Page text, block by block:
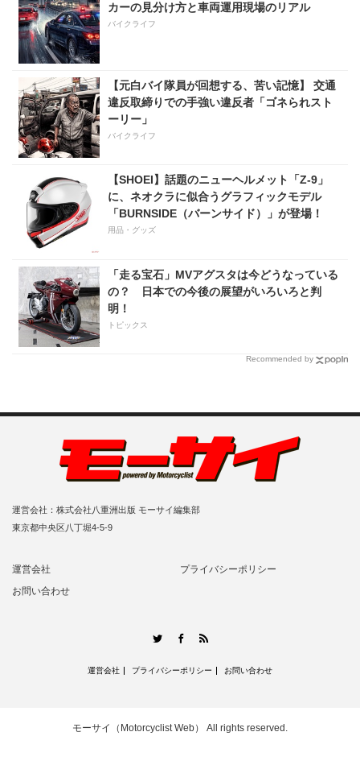
カーの見分け方と車両運用現場のリアル
バイクライフ
【元白バイ隊員が回想する、苦い記憶】 交通
違反取締りでの手強い違反者「ゴネられスト
ーリー」
バイクライフ
【SHOEI】話題のニューヘルメット「Z-9」
に、ネオクラに似合うグラフィックモデル
「BURNSIDE（バーンサイド）」が登場！
用品・グッズ
「走る宝石」MVアグスタは今どうなっている
の？ 日本での今後の展望がいろいろと判
明！
トピックス
Recommended by
運営会社：株式会社八重洲出版 モーサイ編集部
東京都中央区八丁堀4-5-9
運営会社
プライバシーポリシー
お問い合わせ
TwitterFacebook
運営会社 プライバシーポリシー お問い合わせ
モーサイ（Motorcyclist Web） All rights reserved.